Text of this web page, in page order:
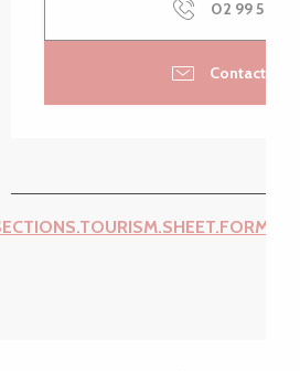
02 99 53 53
Contactez-